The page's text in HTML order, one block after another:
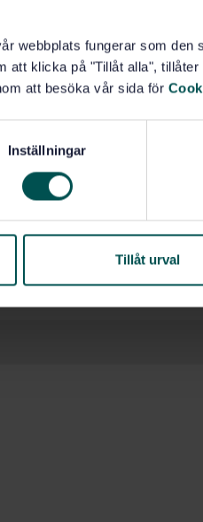
webbplats fungerar som
att klicka på "Tillåt alla",
att besöka vår sida för
Inställningar
Tillåt urval